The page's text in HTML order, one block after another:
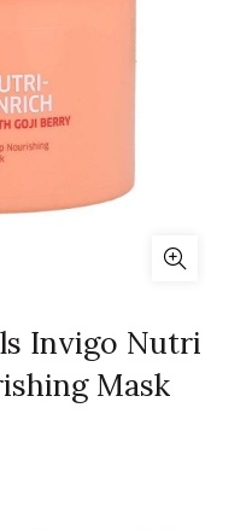
Invigo Nutri
Mask